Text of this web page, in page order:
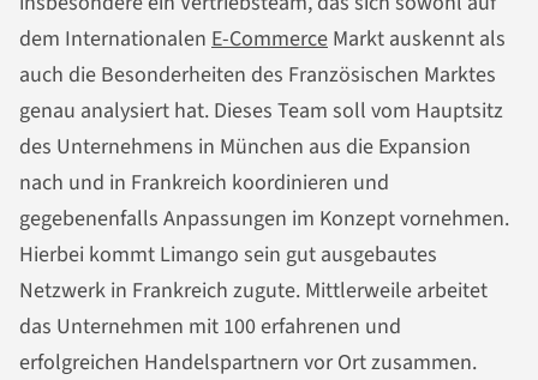
dem Internationalen E-Commerce Markt auskennt als
auch die Besonderheiten des Französischen Marktes
genau analysiert hat. Dieses Team soll vom Hauptsitz
des Unternehmens in München aus die Expansion
nach und in Frankreich koordinieren und
gegebenenfalls Anpassungen im Konzept vornehmen.
Hierbei kommt Limango sein gut ausgebautes
Netzwerk in Frankreich zugute. Mittlerweile arbeitet
das Unternehmen mit 100 erfahrenen und
erfolgreichen Handelspartnern vor Ort zusammen.